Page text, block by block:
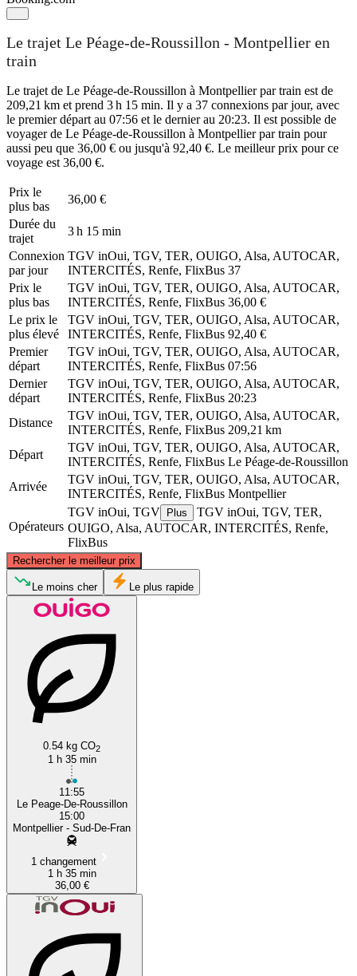
Le trajet Le Péage-de-Roussillon - Montpellier en
train
Le trajet de Le Péage-de-Roussillon à Montpellier par train est de
209,21 km et prend 3 h 15 min. Il y a 37 connexions par jour, avec
le premier départ au 07:56 et le dernier au 20:23. Il est possible de
voyager de Le Péage-de-Roussillon à Montpellier par train pour
aussi peu que 36,00 € ou jusqu'à 92,40 €. Le meilleur prix pour ce
voyage est 36,00 €.
Prix ​​le
plus bas
36,00 €
Durée du
trajet
3 h 15 min
Connexion
par jour
TGV inOui, TGV, TER, OUIGO, Alsa, AUTOCAR,
INTERCITÉS, Renfe, FlixBus 37
Prix ​​le
plus bas
TGV inOui, TGV, TER, OUIGO, Alsa, AUTOCAR,
INTERCITÉS, Renfe, FlixBus 36,00 €
Le prix le
plus élevé
TGV inOui, TGV, TER, OUIGO, Alsa, AUTOCAR,
INTERCITÉS, Renfe, FlixBus 92,40 €
Premier
départ
TGV inOui, TGV, TER, OUIGO, Alsa, AUTOCAR,
INTERCITÉS, Renfe, FlixBus 07:56
Dernier
départ
TGV inOui, TGV, TER, OUIGO, Alsa, AUTOCAR,
INTERCITÉS, Renfe, FlixBus 20:23
Distance
TGV inOui, TGV, TER, OUIGO, Alsa, AUTOCAR,
INTERCITÉS, Renfe, FlixBus 209,21 km
Départ
TGV inOui, TGV, TER, OUIGO, Alsa, AUTOCAR,
INTERCITÉS, Renfe, FlixBus Le Péage-de-Roussillon
Arrivée
TGV inOui, TGV, TER, OUIGO, Alsa, AUTOCAR,
INTERCITÉS, Renfe, FlixBus Montpellier
Opérateurs
TGV inOui, TGV Plus
TGV inOui, TGV, TER,
OUIGO, Alsa, AUTOCAR, INTERCITÉS, Renfe,
FlixBus
Rechercher le meilleur prix
Le Péage-de-Roussillon
Le moins cher Le plus rapide
0.54 kg CO2
1 h 35 min
11:55
Le Peage-De-Roussillon
15:00
Montpellier - Sud-De-Fran
1 changement
1 h 35 min
36,00 €